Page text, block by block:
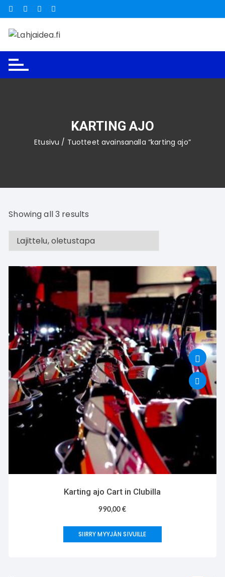
Siirry
suoraan
sisältöön
KARTING AJO
Etusivu / Tuotteet avainsanalla “karting ajo”
Showing all 3 results
Karting ajo Cart in Clubilla
990,00€
SIIRRY MYYJÄN SIVUILLE